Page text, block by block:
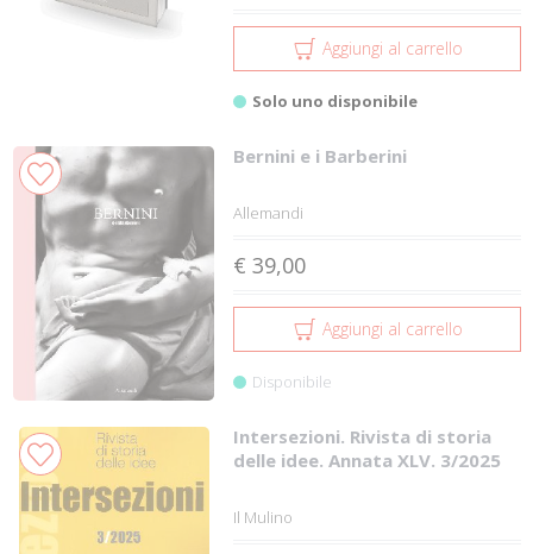
Aggiungi al carrello
Solo uno disponibile
Bernini e i Barberini
Allemandi
€ 39,00
Aggiungi al carrello
Disponibile
Intersezioni. Rivista di storia
delle idee. Annata XLV. 3/2025
Il Mulino